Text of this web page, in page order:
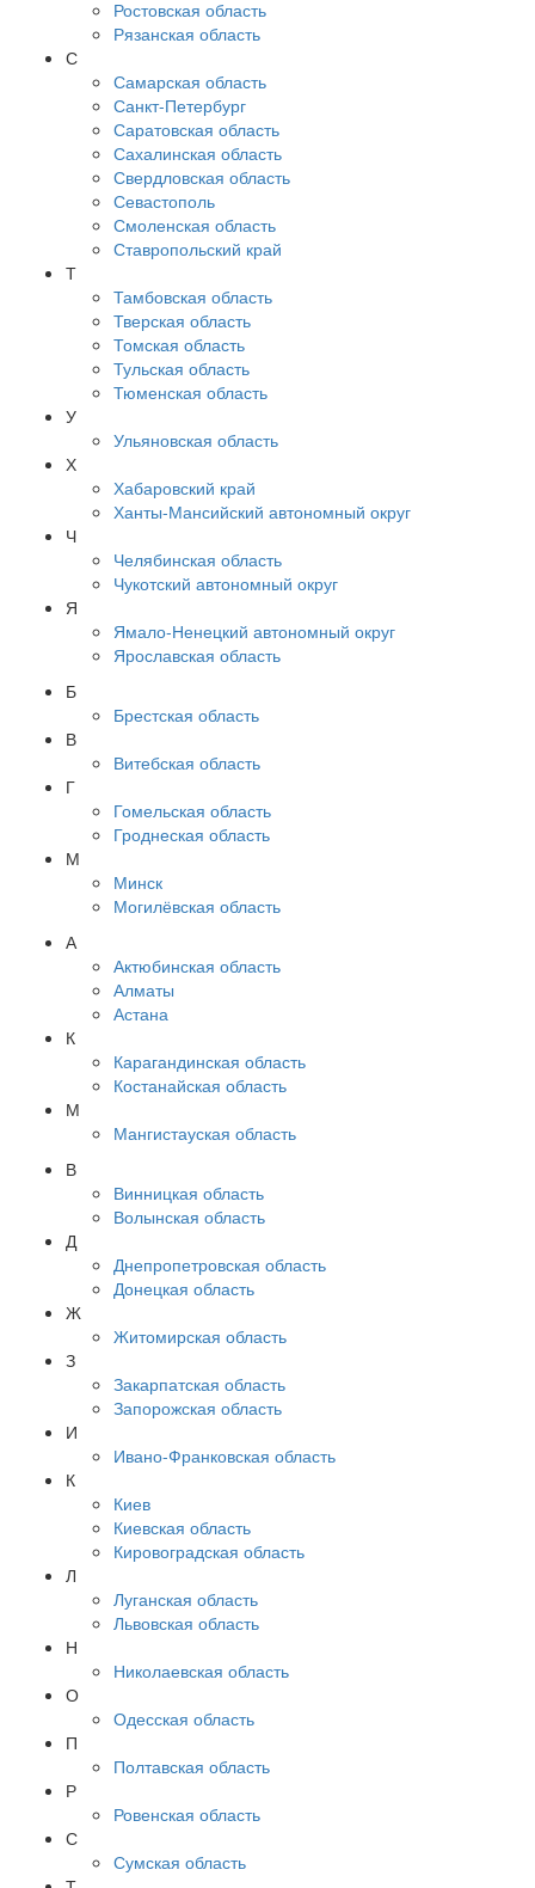
Ростовская область
Рязанская область
С
Самарская область
Санкт-Петербург
Саратовская область
Сахалинская область
Свердловская область
Севастополь
Смоленская область
Ставропольский край
Т
Тамбовская область
Тверская область
Томская область
Тульская область
Тюменская область
У
Ульяновская область
Х
Хабаровский край
Ханты-Мансийский автономный округ
Ч
Челябинская область
Чукотский автономный округ
Я
Ямало-Ненецкий автономный округ
Ярославская область
Б
Брестская область
В
Витебская область
Г
Гомельская область
Гроднеская область
М
Минск
Могилёвская область
А
Актюбинская область
Алматы
Астана
К
Карагандинская область
Костанайская область
М
Мангистауская область
В
Винницкая область
Волынская область
Д
Днепропетровская область
Донецкая область
Ж
Житомирская область
З
Закарпатская область
Запорожская область
И
Ивано-Франковская область
К
Киев
Киевская область
Кировоградская область
Л
Луганская область
Львовская область
Н
Николаевская область
О
Одесская область
П
Полтавская область
Р
Ровенская область
С
Сумская область